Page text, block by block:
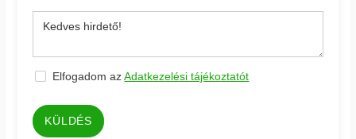
Elfogadom azAdatkezelési tájékoztatót
KÜLDÉS